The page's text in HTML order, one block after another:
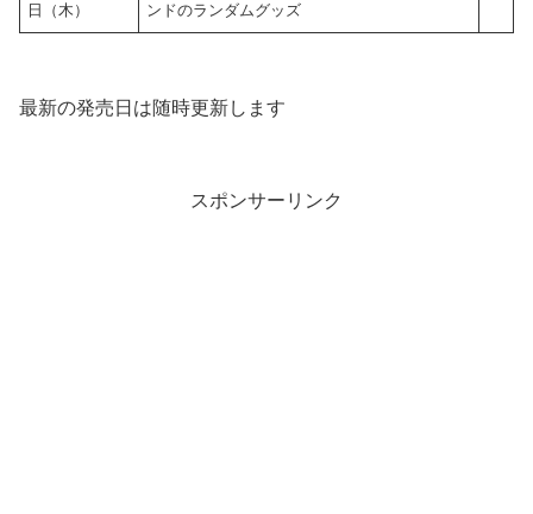
日（木）
ンドのランダムグッズ
最新の発売日は随時更新します
スポンサーリンク